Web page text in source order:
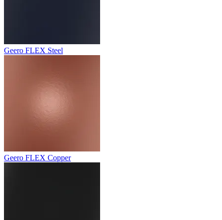
Geero FLEX Steel
Geero FLEX Copper